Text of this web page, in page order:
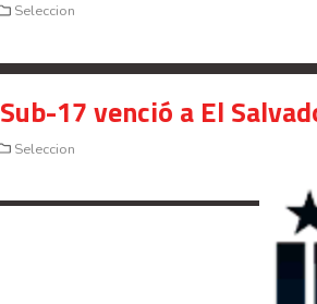
Seleccion
17 venció a El
Seleccion